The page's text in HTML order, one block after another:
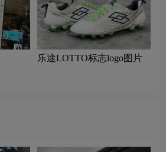
乐途LOTTO标志logo图片